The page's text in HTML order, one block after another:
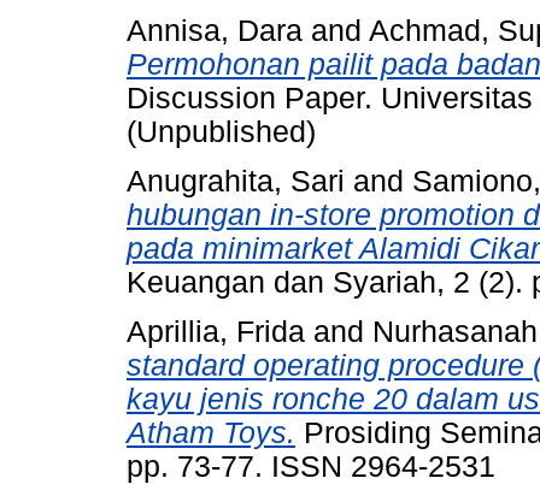
Annisa, Dara and Achmad,
Permohonan pailit pada
Discussion Paper.
(Unpublished)
Anugrahita, Sari and
hubungan in-store promotion
pada minimarket Alamidi
Keuangan dan Syariah, 2 (2).
Aprillia, Frida and
standard operating
kayu jenis ronche 20 dalam
Atham Toys. Prosiding
pp. 73-77. ISSN 2964-2531